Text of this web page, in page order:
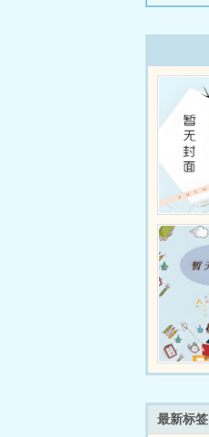
最新标签